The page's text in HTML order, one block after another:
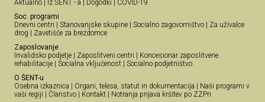
Aktualno
Iz ŠENT - a Dogodki
COVID-19
Soc. programi
Dnevni centri
Stanovanjske skupine Socialno zagovorništvo
Za uživalce
drog
Zavetišče za brezdomce
Zaposlovanje
Invalidsko podjetje
Zaposlitveni centri
Koncesionar zaposlitvene
rehabilitacije
Socialna vključenost
Socialno podjetništvo
O ŠENT-u
Osebna izkaznica
Organi, telesa, statut in dokumentacija
Naši programi v
vaši regiji
Članstvo Kontakt
Notranja prijava kršitev po ZZPri